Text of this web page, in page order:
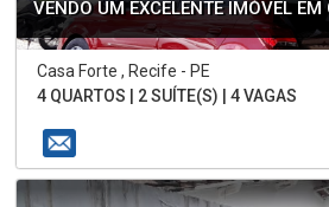
VENDO UM EXCELENTE IMÓVEL EM
Casa Forte , Recife - PE
4 QUARTOS | 2 SUÍTE(S) | 4 VAGAS